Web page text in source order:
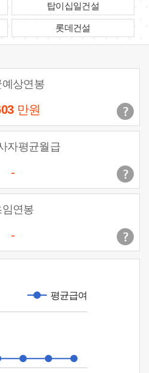
탑이십일건설
롯데건설
예상연봉
만원
자평균월급
-
임연봉
-
평균급여